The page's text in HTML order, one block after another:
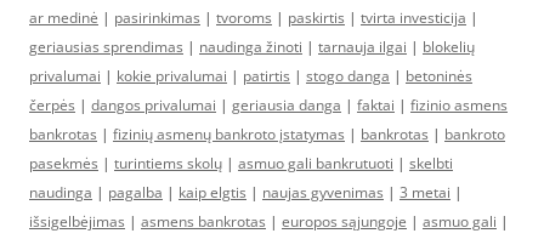
ar medinė | pasirinkimas | tvoroms | paskirtis | tvirta investicija |
geriausias sprendimas | naudinga žinoti | tarnauja ilgai | blokelių
privalumai | kokie privalumai | patirtis | stogo danga | betoninės
čerpės | dangos privalumai | geriausia danga | faktai | fizinio asmens
bankrotas | fizinių asmenų bankroto įstatymas | bankrotas | bankroto
pasekmės | turintiems skolų | asmuo gali bankrutuoti | skelbti
naudinga | pagalba | kaip elgtis | naujas gyvenimas | 3 metai |
išsigelbėjimas | asmens bankrotas | europos sąjungoje | asmuo gali |